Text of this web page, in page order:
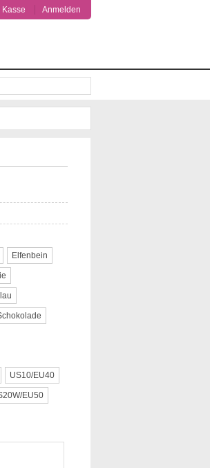
Kasse Anmelden
Elfenbein
US10/EU40
EU50